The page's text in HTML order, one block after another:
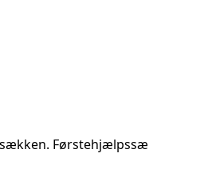
Førstehjælpssæ